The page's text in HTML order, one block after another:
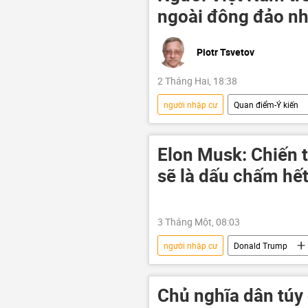
ngoài đông đảo
Piotr Tsvetov
2 Tháng Hai, 18:38
người nhập cư Quan điểm-Ý kiến
người lao động
luật lao động
Philippines
Indonesia
tội phạm
Elon Musk: Chiến
sẽ là dấu chấm
3 Tháng Một, 08:03
người nhập cư Donald Trump
Đảng Cộng hòa
di cư
Chủ nghĩa dân